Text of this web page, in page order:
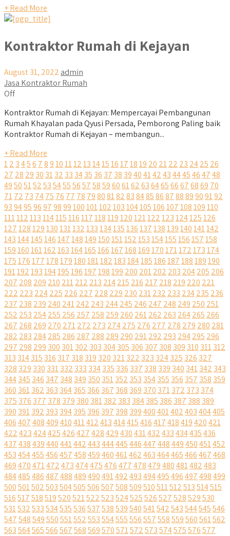
+ Read More
Kontraktor Rumah di Kejayan
August 31, 2022 admin
Jasa Kontraktor Rumah
Off
Kontraktor Rumah di Kejayan: Mempercayai Pembangunan
Rumah Khayalan pada Qyusi Persada, Pemborong Paling baik
Kontraktor Rumah di Kejayan – membangun...
+ Read More
12 3456 78910111213141516171819 20 2122 23 2425 26
27 28 29 30 3132 33 3435 36 37 38 39404142434445464748
495051525354555657585960616263646566676869 70
7172 73 7475 76 77 78 7980818283848586878889909192
93949596979899100101102103104105106107108109110
111112113114115116117118119120121122123124125126
127128129130131132133134135136137138139140141142
143144145146147148149150151152153154155156157158
159160161162163164165166167168169170171172173174
175176177178179180181182183184185186187188189190
191192193194195196197198199 200 201202 203 204205 206
207 208 209 210 211212 213 214215 216 217 218 219 220 221
222 223 224225 226 227 228 229 230 231232 233 234235 236
237 238 239 240 241242 243 244245 246 247 248 249 250 251
252 253 254255 256 257 258 259 260 261262 263 264265 266
267 268 269 270 271272 273 274275 276 277 278 279 280 281
282 283 284285 286 287 288 289 290 291292 293 294295 296
297 298 299 300 301302 303 304305 306 307 308 309 310 311312
313 314315 316 317 318 319 320 321322 323 324325 326 327
328 329 330 331332 333 334335 336 337 338 339 340 341342 343
344345 346 347 348 349 350 351352 353 354355 356 357 358 359
360 361362 363 364365 366 367 368 369 370 371372 373 374
375 376 377 378 379 380 381382 383 384385 386 387 388 389
390 391392 393 394395 396 397 398 399400401402403404405
406407408409410411412413414415416417418419420421
422423424425426427428429430431432433434435436
437438439440441442443444445446447448449450451452
453454455456457458459460461462463464465466467468
469470471472473474475476477478479480481482483
484485486487488489490491492493494495496497498499
500501502503504505506507508509510511512513514515
516517518519520521522523524525526527528529530
531532533534535536537538539540541542543544545546
547548549550551552553554555556557558559560561562
563564565566567568569570571572573574575576577